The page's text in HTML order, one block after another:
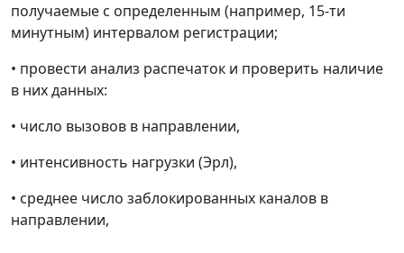
получаемые с определенным (например, 15-ти
минутным) интервалом регистрации;
• провести анализ распечаток и проверить наличие
в них данных:
• число вызовов в направлении,
• интенсивность нагрузки (Эрл),
• среднее число заблокированных каналов в
направлении,